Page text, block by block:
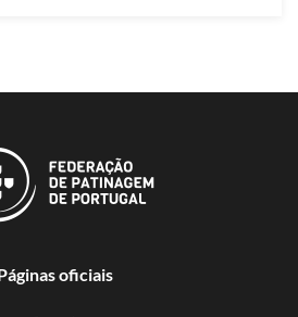
oficiais